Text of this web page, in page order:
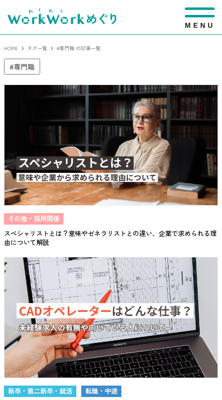
M E N U
HOME タグ一覧 #専門職 の記事一覧
専門職
その他・採用関係
スペシャリストとは？意味やゼネラリストとの違い、企業で求められる理
由について解説
新卒・第二新卒・就活
転職・中途